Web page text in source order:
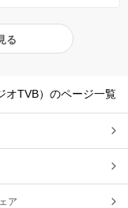
る
オTVB）のページ一覧
ア